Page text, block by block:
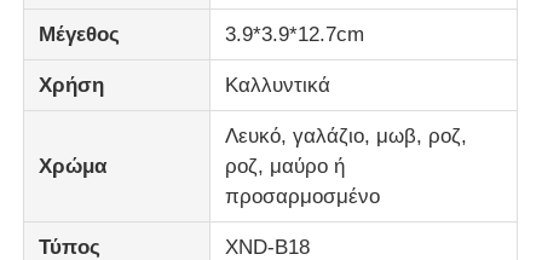
Μέγεθος 3.9*3.9*12.7cm
Χρήση Καλλυντικά
Χρώμα
Λευκό, γαλάζιο, μωβ, ροζ,
ροζ, μαύρο ή
προσαρμοσμένο
Τύπος XND-B18